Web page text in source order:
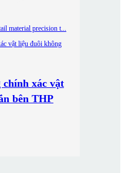
chính xác vật
bên THP